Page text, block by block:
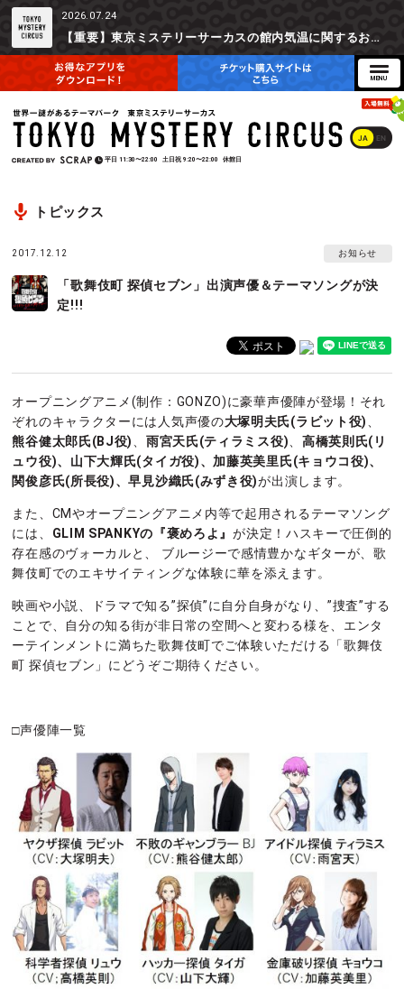
2026.07.24
【重要】東京ミステリーサーカスの館内気温に関するお詫びとご参加辞退時の返金対応について
JA EN
平日 11:30〜22:00 土日祝 9:20〜22:00 休館日
トピックス
2017.12.12 お知らせ
「歌舞伎町 探偵セブン」出演声優＆テーマソングが決
定!!!
オープニングアニメ(制作：GONZO)に豪華声優陣が登場！それ
ぞれのキャラクターには人気声優の大塚明夫氏(ラビット役)
熊谷健太郎氏(BJ役)
雨宮天氏(ティラミス役)
高橋英則氏(リ
ュウ役)、山下大輝氏(タイガ役)、加藤英美里氏(キョウコ役)、
関俊彦氏(所長役)、早見沙織氏(みずき役)が出演します。
また、CMやオープニングアニメ内等で起用されるテーマソング
には、 GLIM SPANKYの『褒めろよ』が決定！ハスキーで圧倒的
存在感のヴォーカルと、 ブルージーで感情豊かなギターが、歌
舞伎町でのエキサイティングな体験に華を添えます。
映画や小説、ドラマで知る”探偵”に自分自身がなり、”捜査”する
ことで、自分の知る街が非日常の空間へと変わる様を、エンタ
ーテインメントに満ちた歌舞伎町でご体験いただける「歌舞伎
町 探偵セブン」にどうぞご期待ください。
□声優陣一覧